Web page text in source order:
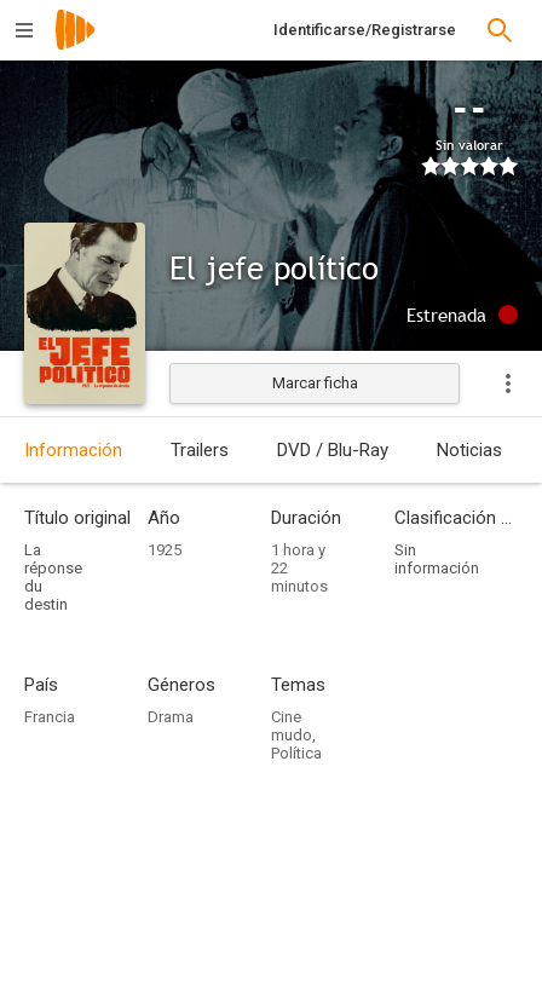
Identificarse/Registrarse
--
Sin valorar
El jefe político
Estrenada
Marcar ficha
Información Trailers DVD / Blu-Ray Noticias
Título original
La
réponse
du
destin
Año
1925
Duración
1 hora y
22
minutos
Clasificación por edades
Sin
información
País
Francia
Géneros
Drama
Temas
Cine
mudo,
Política